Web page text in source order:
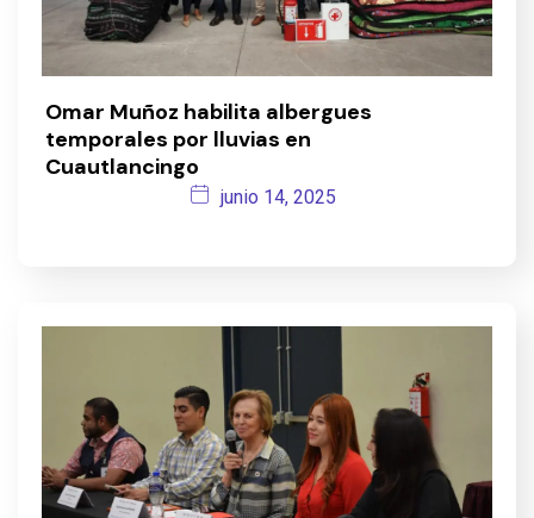
Omar Muñoz habilita albergues
temporales por lluvias en
Cuautlancingo
junio 14, 2025